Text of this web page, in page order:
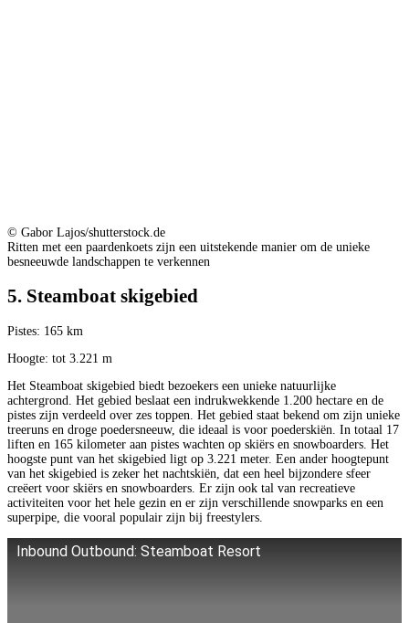
© Gabor Lajos/shutterstock.de
Ritten met een paardenkoets zijn een uitstekende manier om de unieke
besneeuwde landschappen te verkennen
5. Steamboat skigebied
Pistes: 165 km
Hoogte: tot 3.221 m
Het Steamboat skigebied biedt bezoekers een unieke natuurlijke
achtergrond. Het gebied beslaat een indrukwekkende 1.200 hectare en de
pistes zijn verdeeld over zes toppen. Het gebied staat bekend om zijn unieke
treeruns en droge poedersneeuw, die ideaal is voor poederskiën. In totaal 17
liften en 165 kilometer aan pistes wachten op skiërs en snowboarders. Het
hoogste punt van het skigebied ligt op 3.221 meter. Een ander hoogtepunt
van het skigebied is zeker het nachtskiën, dat een heel bijzondere sfeer
creëert voor skiërs en snowboarders. Er zijn ook tal van recreatieve
activiteiten voor het hele gezin en er zijn verschillende snowparks en een
superpipe, die vooral populair zijn bij freestylers.
Inbound Outbound: Steamboat Resort